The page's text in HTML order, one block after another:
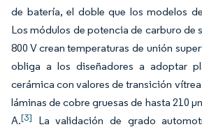
de batería, el doble que los modelos
Los módulos de potencia de carburo de
800 V crean temperaturas de unión
obliga a los diseñadores a adoptar
cerámica con valores de transición
láminas de cobre gruesas de hasta 210
A.[3]
La validación de grado